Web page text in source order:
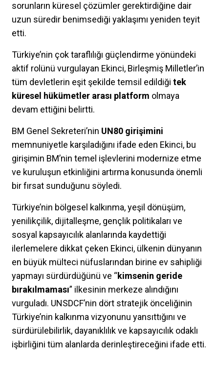
sorunların küresel çözümler gerektirdiğine dair
uzun süredir benimsediği yaklaşımı yeniden teyit
etti.
Türkiye’nin çok taraflılığı güçlendirme yönündeki
aktif rolünü vurgulayan Ekinci, Birleşmiş Milletler’in
tüm devletlerin eşit şekilde temsil edildiği tek
küresel hükümetler arası platform olmaya
devam ettiğini belirtti.
BM Genel Sekreteri’nin UN80 girişimini
memnuniyetle karşıladığını ifade eden Ekinci, bu
girişimin BM’nin temel işlevlerini modernize etme
ve kuruluşun etkinliğini artırma konusunda önemli
bir fırsat sunduğunu söyledi.
Türkiye’nin bölgesel kalkınma, yeşil dönüşüm,
yenilikçilik, dijitalleşme, gençlik politikaları ve
sosyal kapsayıcılık alanlarında kaydettiği
ilerlemelere dikkat çeken Ekinci, ülkenin dünyanın
en büyük mülteci nüfuslarından birine ev sahipliği
yapmayı sürdürdüğünü ve “kimsenin geride
bırakılmaması” ilkesinin merkeze alındığını
vurguladı. UNSDCF’nin dört stratejik önceliğinin
Türkiye’nin kalkınma vizyonunu yansıttığını ve
sürdürülebilirlik, dayanıklılık ve kapsayıcılık odaklı
işbirliğini tüm alanlarda derinleştireceğini ifade etti.